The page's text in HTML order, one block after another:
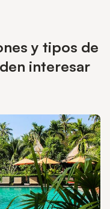
y tipos de
interesar